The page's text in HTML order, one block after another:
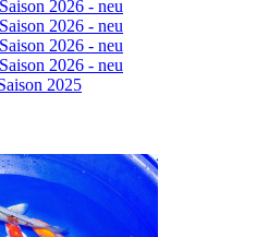
2026 - neu
2026 - neu
2026 - neu
2026 - neu
2025